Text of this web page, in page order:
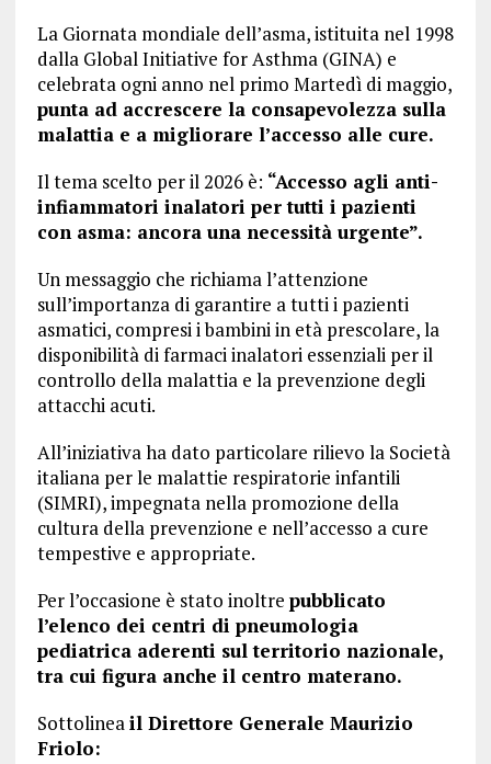
La Giornata mondiale dell’asma, istituita nel 1998
dalla Global Initiative for Asthma (GINA) e
celebrata ogni anno nel primo Martedì di maggio,
punta ad accrescere la consapevolezza sulla
malattia e a migliorare l’accesso alle cure.
Il tema scelto per il 2026 è: “Accesso agli anti-
infiammatori inalatori per tutti i pazienti
con asma: ancora una necessità urgente”.
Un messaggio che richiama l’attenzione
sull’importanza di garantire a tutti i pazienti
asmatici, compresi i bambini in età prescolare, la
disponibilità di farmaci inalatori essenziali per il
controllo della malattia e la prevenzione degli
attacchi acuti.
All’iniziativa ha dato particolare rilievo la Società
italiana per le malattie respiratorie infantili
(SIMRI), impegnata nella promozione della
cultura della prevenzione e nell’accesso a cure
tempestive e appropriate.
Per l’occasione è stato inoltre pubblicato
l’elenco dei centri di pneumologia
pediatrica aderenti sul territorio nazionale,
tra cui figura anche il centro materano.
Sottolineail Direttore Generale Maurizio
Friolo: